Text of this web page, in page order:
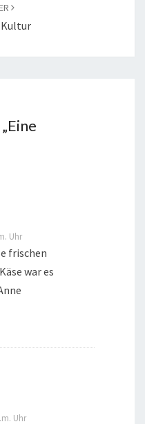
Kultur
Eine
Uhr
frischen
war es
Uhr